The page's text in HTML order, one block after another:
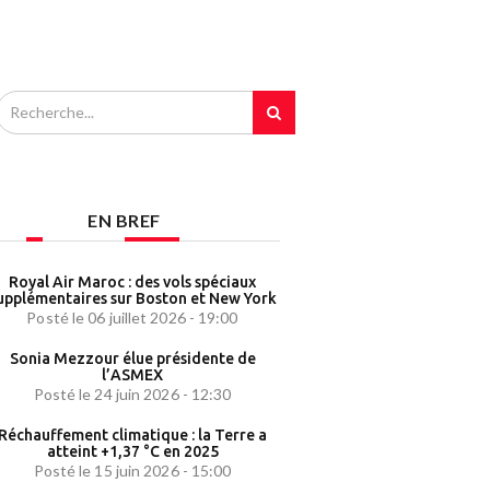
EN BREF
Royal Air Maroc : des vols spéciaux
sur Boston et New York
Posté le 06 juillet 2026 - 19:00
Sonia Mezzour élue présidente de
l’ASMEX
Posté le 24 juin 2026 - 12:30
climatique : la Terre a
atteint +1,37 °C en 2025
Posté le 15 juin 2026 - 15:00